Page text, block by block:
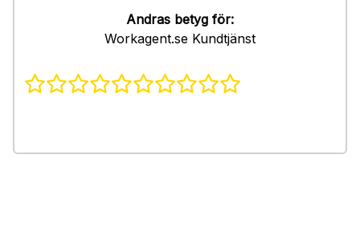
Andras betyg för:
Workagent.se Kundtjänst